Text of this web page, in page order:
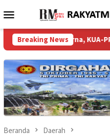
ke
Menu
Mobile
Breaking News
KUA-PPAS 2027
Beranda Daerah